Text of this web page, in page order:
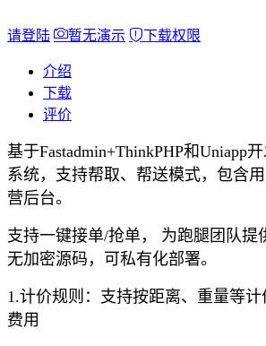
请登陆 暂无演示 下载权限
介绍
下载
评价
基于Fastadmin+ThinkPHP和Uniapp
系统，支持帮取、帮送模式，包含
营后台。
支持一键接单/抢单， 为跑腿团队提
无加密源码，可私有化部署。
1.计价规则：支持按距离、重量等
费用